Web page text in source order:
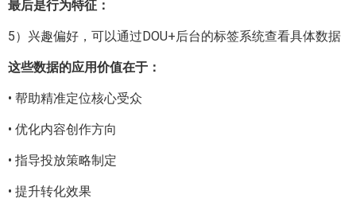
最后是行为特征：
5）兴趣偏好，可以通过DOU+后台的标签系统查看具体数据
这些数据的应用价值在于：
• 帮助精准定位核心受众
• 优化内容创作方向
• 指导投放策略制定
• 提升转化效果